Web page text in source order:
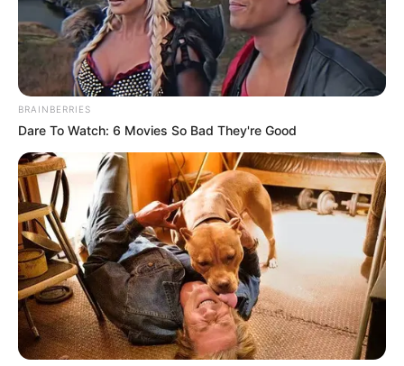
BRAINBERRIES
Dare To Watch: 6 Movies So Bad They're Good